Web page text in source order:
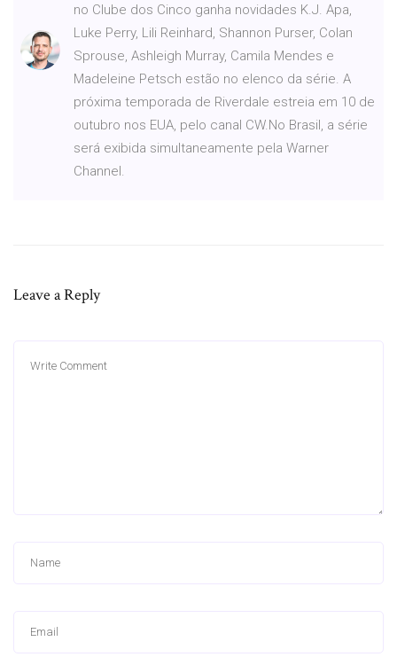
no Clube dos Cinco ganha novidades K.J. Apa,
Luke Perry, Lili Reinhard, Shannon Purser, Colan
Sprouse, Ashleigh Murray, Camila Mendes e
Madeleine Petsch estão no elenco da série. A
próxima temporada de Riverdale estreia em 10 de
outubro nos EUA, pelo canal CW.No Brasil, a série
será exibida simultaneamente pela Warner
Channel.
Leave a Reply